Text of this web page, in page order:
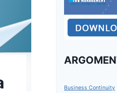
Business Continuity